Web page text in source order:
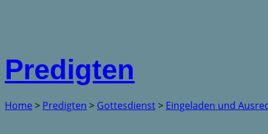
Predigten
Home > Predigten > Gottesdienst> Eingeladen und